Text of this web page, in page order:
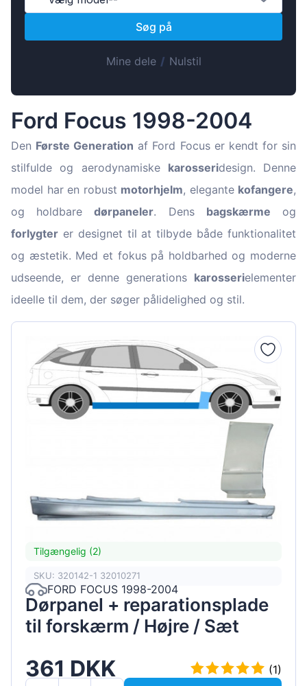
Lietuvių
Slovenian
Latvian
Slovenčina
Søg på
Mine dele/ Nulstil
Ford Focus 1998-2004
Den Første Generation af Ford Focus er kendt for sin
stilfulde og aerodynamiske karosseridesign. Denne
model har en robust motorhjelm, elegante kofangere,
og holdbaredørpaneler. Dens bagskærme og
forlygter er designet til at tilbyde både funktionalitet
og æstetik. Med et fokus på holdbarhed og moderne
udseende, er denne generations karosserielementer
ideelle til dem, der søger pålidelighed og stil.
Tilgængelig (2)
SKU: 320142-1 32010271
FORD FOCUS 1998-2004
Dørpanel + reparationsplade
til forskærm / Højre / Sæt
361 DKK
(1)